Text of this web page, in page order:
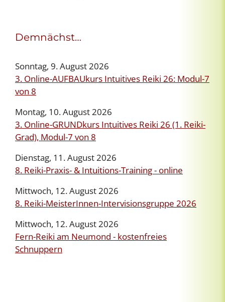
Demnächst…
Sonntag, 9. August 2026
3. Online-AUFBAUkurs Intuitives Reiki 26: Modul-7
von 8
Montag, 10. August 2026
3. Online-GRUNDkurs Intuitives Reiki 26 (1. Reiki-
Grad), Modul-7 von 8
Dienstag, 11. August 2026
8. Reiki-Praxis- & Intuitions-Training - online
Mittwoch, 12. August 2026
8. Reiki-MeisterInnen-Intervisionsgruppe 2026
Mittwoch, 12. August 2026
Fern-Reiki am Neumond - kostenfreies
Schnuppern